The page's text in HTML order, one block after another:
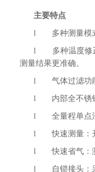
主要特点
l 多种测量模式
l 多种温度修正
测量结果更准确。
l 气体过滤功能
l 内部全不锈钢
l 全量程单点法
l 快速测量：开
l 快速省气：测
l 自锁接头：采